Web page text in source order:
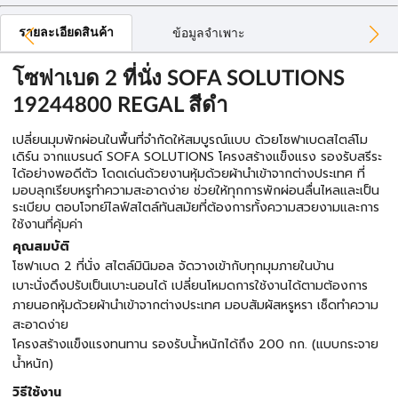
รายละเอียดสินค้า ข้อมูลจำเพาะ
โซฟาเบด 2 ที่นั่ง SOFA SOLUTIONS
19244800 REGAL สีดำ
เปลี่ยนมุมพักผ่อนในพื้นที่จำกัดให้สมบูรณ์แบบ ด้วยโซฟาเบดสไตล์โม
เดิร์น จากแบรนด์ SOFA SOLUTIONS โครงสร้างแข็งแรง รองรับสรีระ
ได้อย่างพอดีตัว โดดเด่นด้วยงานหุ้มด้วยผ้านำเข้าจากต่างประเทศ ที่
มอบลุกเรียบหรูทำความสะอาดง่าย ช่วยให้ทุกการพักผ่อนลื่นไหลและเป็น
ระเบียบ ตอบโจทย์ไลฟ์สไตล์ทันสมัยที่ต้องการทั้งความสวยงามและการ
ใช้งานที่คุ้มค่า
คุณสมบัติ
โซฟาเบด 2 ที่นั่ง สไตล์มินิมอล จัดวางเข้ากับทุกมุมภายในบ้าน
เบาะนั่งดึงปรับเป็นเบาะนอนได้ เปลี่ยนโหมดการใช้งานได้ตามต้องการ
ภายนอกหุ้มด้วยผ้านำเข้าจากต่างประเทศ มอบสัมผัสหรูหรา เช็ดทำความ
สะอาดง่าย
โครงสร้างแข็งแรงทนทาน รองรับน้ำหนักได้ถึง 200 กก. (แบบกระจาย
น้ำหนัก)
วิธีใช้งาน